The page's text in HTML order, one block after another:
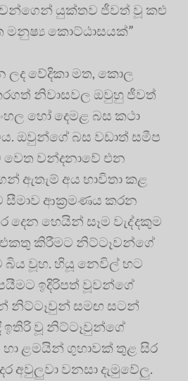
යුක්තව ජීවත් වූ කළු
මනුෂ්‍ය කොට්ඨාසයක්”
වේදිකා මත, කොල
නිවාසවල ඔවුහු ජීවත්
හෝ දෙමළ බස කථා
ඔවුන්ගේ බස වඩාත් සමීප
වන්දනාවේ එන
ඇතැම් අය භාවිතා කළ
සීමාව ආක‍්‍රමණය කරන
දෙන හෙයින් සෑම වැද්දකුම
කිරීමට නිට්ටෑවන්ගේ
බිය වූහ. හියූ නෙවිල් හට
ඉදිරිපත් වූවන්ගේ
නිට්ටෑවුන් සමඟ සටන්
වූ නිට්ටෑවුන්ගේ
ළමයින් ගුහාවක් තුළ සිර
අවුලුවා වනසා දැමුවේලු.